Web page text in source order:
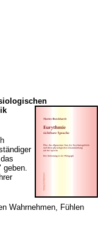
geben.
Wahrnehmen, Fühlen